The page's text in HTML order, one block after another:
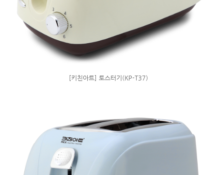
[키친아트] 토스터기(KP-T37)